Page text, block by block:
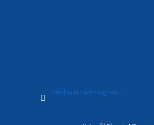
Sledovat na Instagramu